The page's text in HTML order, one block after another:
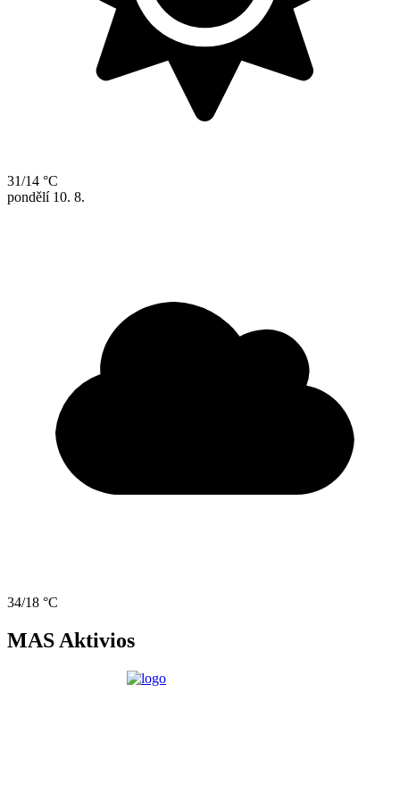
31/14 °C
pondělí 10. 8.
34/18 °C
MAS Aktivios